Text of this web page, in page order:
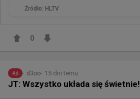
Źródło: HLTV
0
#jt d3oo 15 dni temu
JT: Wszystko układa się świetnie!